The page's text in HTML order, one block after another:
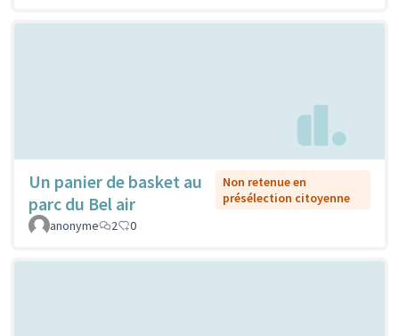
Un panier de basket au
parc du Bel air
Non retenue en
présélection citoyenne
anonyme
2 0